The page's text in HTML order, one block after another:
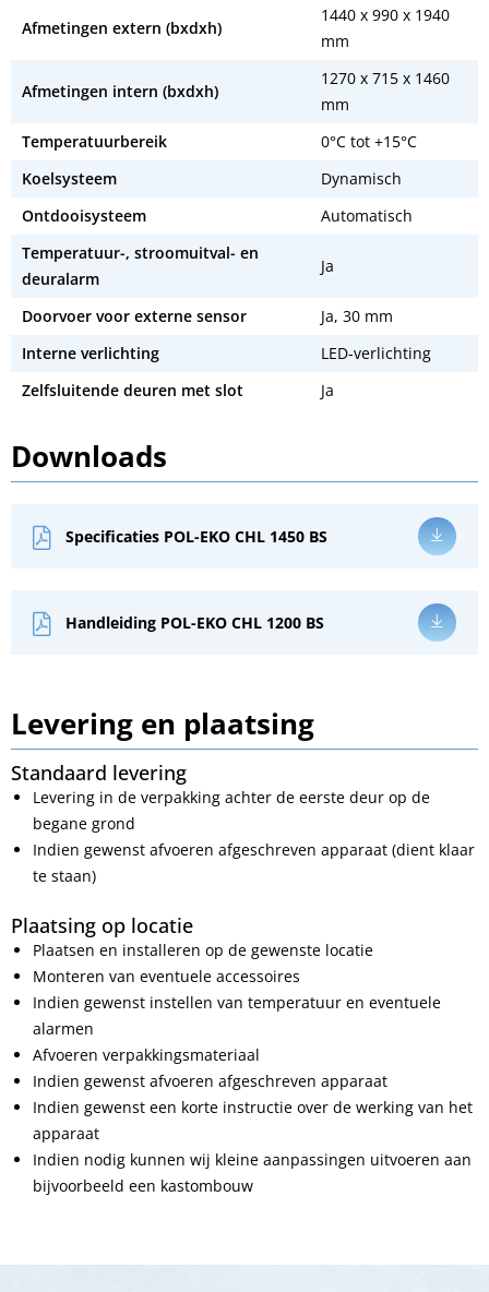
Afmetingen extern (bxdxh)
1440 x 990 x 1940
mm
Afmetingen intern (bxdxh)
1270 x 715 x 1460
mm
Temperatuurbereik
0°C tot +15°C
Koelsysteem
Dynamisch
Ontdooisysteem
Automatisch
Temperatuur-, stroomuitval- en
deuralarm
Ja
Doorvoer voor externe sensor
Ja, 30 mm
Interne verlichting
LED-verlichting
Zelfsluitende deuren met slot
Ja
Downloads
Specificaties POL-EKO CHL 1450 BS
Handleiding POL-EKO CHL 1200 BS
Levering en plaatsing
Standaard levering
Levering in de verpakking achter de eerste deur op de
begane grond
Indien gewenst afvoeren afgeschreven apparaat (dient klaar
te staan)
Plaatsing op locatie
Plaatsen en installeren op de gewenste locatie
Monteren van eventuele accessoires
Indien gewenst instellen van temperatuur en eventuele
alarmen
Afvoeren verpakkingsmateriaal
Indien gewenst afvoeren afgeschreven apparaat
Indien gewenst een korte instructie over de werking van het
apparaat
Indien nodig kunnen wij kleine aanpassingen uitvoeren aan
bijvoorbeeld een kastombouw